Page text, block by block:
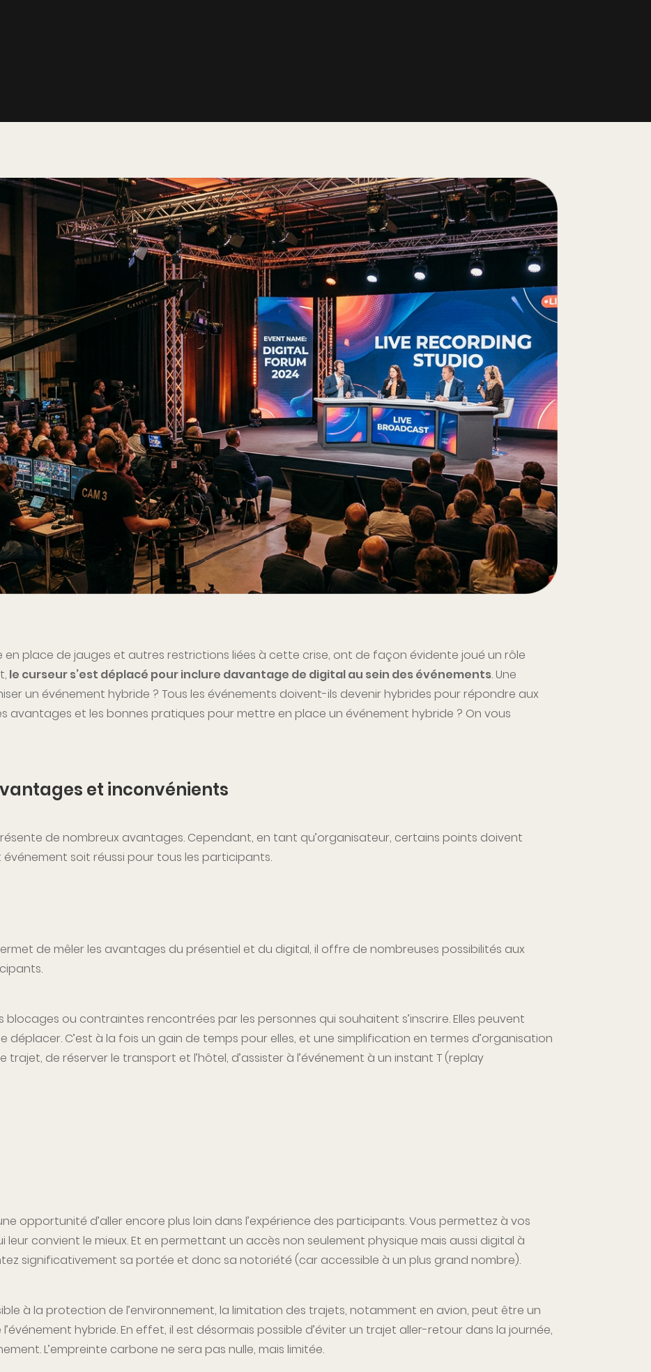
en place de jauges et autres restrictions liées à cette crise, ont de façon évidente joué un rôle
le curseur s’est déplacé pour inclure davantage de digital au sein des événements. Une
un événement hybride ? Tous les événements doivent-ils devenir hybrides pour répondre aux
avantages et les bonnes pratiques pour mettre en place un événement hybride ? On vous
et inconvénients
de nombreux avantages. Cependant, en tant qu’organisateur, certains points doivent
soit réussi pour tous les participants.
de mêler les avantages du présentiel et du digital, il offre de nombreuses possibilités aux
ou contraintes rencontrées par les personnes qui souhaitent s’inscrire. Elles peuvent
C’est à la fois un gain de temps pour elles, et une simplification en termes d’organisation
trajet, de réserver le transport et l’hôtel, d’assister à l’événement à un instant T (replay
opportunité d’aller encore plus loin dans l’expérience des participants. Vous permettez à vos
convient le mieux. Et en permettant un accès non seulement physique mais aussi digital à
significativement sa portée et donc sa notoriété (car accessible à un plus grand nombre).
à la protection de l’environnement, la limitation des trajets, notamment en avion, peut être un
hybride. En effet, il est désormais possible d’éviter un trajet aller-retour dans la journée,
L’empreinte carbone ne sera pas nulle, mais limitée.